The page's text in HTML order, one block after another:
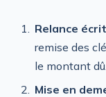
Relance
remise des
le montant dû.
Mise en